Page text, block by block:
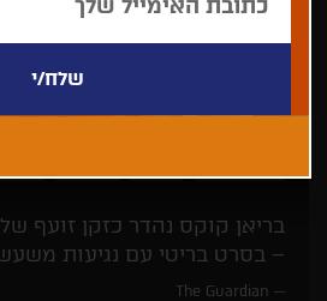
בריאן קוקס נהדר כזקן זועף
– בסרט בריטי עם נגיעות
The Guardian